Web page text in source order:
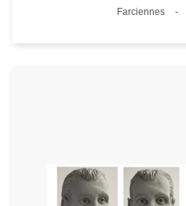
Lieux
Farciennes